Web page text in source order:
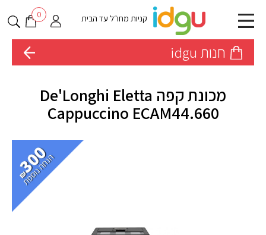
קניות מחו״ל עד הבית 0
חנות idgu
מכונת קפה De'Longhi Eletta
Cappuccino ECAM44.660